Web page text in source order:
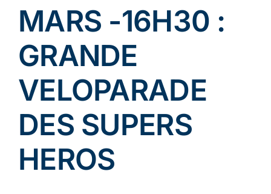
MARS -16H30 :
GRANDE
VELOPARADE
DES SUPERS
HEROS